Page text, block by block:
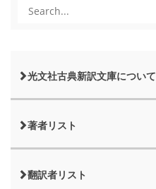
光文社古典新訳文庫について
著者リスト
翻訳者リスト